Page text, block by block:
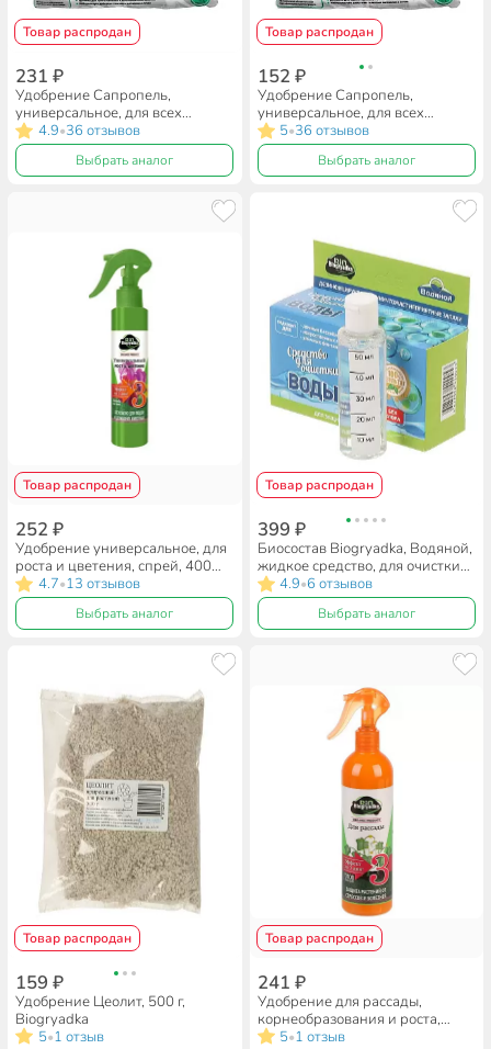
Товар распродан
231 ₽
Удобрение Сапропель,
универсальное, для всех
растений, органическое, 5 кг,
Biogryadka
4.9•36 отзывов
Выбрать аналог
Товар распродан
152 ₽
Удобрение Сапропель,
универсальное, для всех
растений, органическое, 1.5 кг,
Biogryadka
5•36 отзывов
Выбрать аналог
Товар распродан
252 ₽
Удобрение универсальное, для
роста и цветения, спрей, 400
мл, Biogryadka
4.7•13 отзывов
Выбрать аналог
Товар распродан
399 ₽
Биосостав Biogryadka, Водяной,
жидкое средство, для очистки
воды в бассейнах, прудах и
фонтанах, 0.05 л
4.9•6 отзывов
Выбрать аналог
Товар распродан
159 ₽
Удобрение Цеолит, 500 г,
Biogryadka
5•1 отзыв
Товар распродан
241 ₽
Удобрение для рассады,
корнеобразования и роста,
спрей, 400 мл, Biogryadka
5•1 отзыв